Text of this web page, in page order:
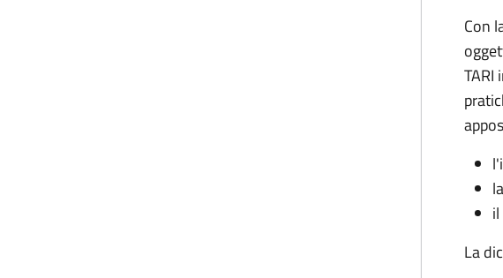
Con
La